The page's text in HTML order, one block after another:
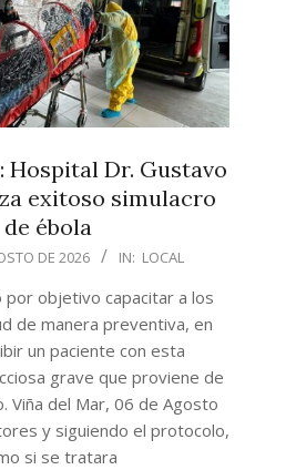
Hospital Dr. Gustavo
exitoso simulacro
de ébola
DE 2026 IN: LOCAL
por objetivo capacitar a los
de manera preventiva, en
un paciente con esta
grave que proviene de
Viña del Mar, 06 de Agosto
y siguiendo el protocolo,
si se tratara